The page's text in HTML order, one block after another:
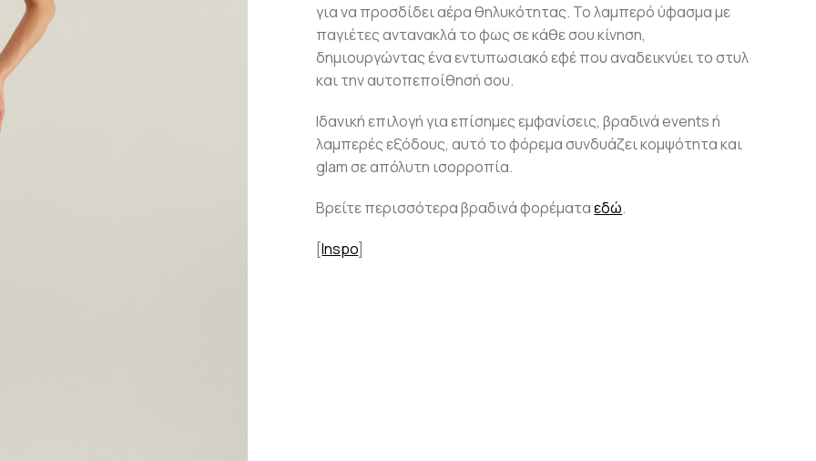
για να προσδίδει αέρα θηλυκότητας. Το λαμπερό ύφασμα με
παγιέτες αντανακλά το φως σε κάθε σου κίνηση,
δημιουργώντας ένα εντυπωσιακό εφέ που αναδεικνύει το στυλ
και την αυτοπεποίθησή σου.
Ιδανική επιλογή για επίσημες εμφανίσεις, βραδινά events ή
λαμπερές εξόδους, αυτό το φόρεμα συνδυάζει κομψότητα και
glam σε απόλυτη ισορροπία.
Βρείτε περισσότερα βραδινά φορέματαεδώ.
[Inspo]